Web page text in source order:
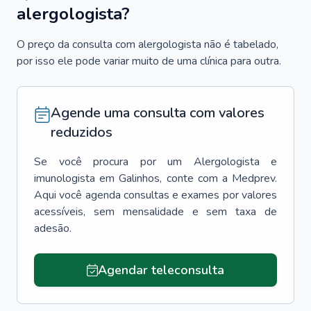
alergologista?
O preço da consulta com alergologista não é tabelado,
por isso ele pode variar muito de uma clínica para outra.
Agende uma consulta com valores
reduzidos
Se você procura por um
Alergologista e
imunologista em Galinhos, conte com a Medprev.
Aqui você agenda consultas e exames por valores
acessíveis, sem mensalidade e sem taxa de
adesão.
Agendar teleconsulta